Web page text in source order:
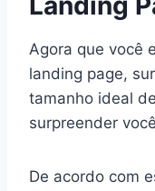
Agora que você
landing page,
tamanho ideal
surpreender
De acordo com